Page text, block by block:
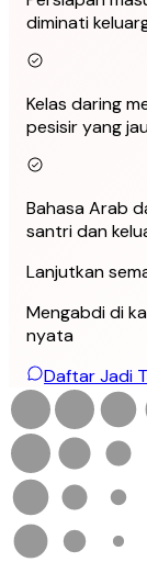
diminati
Kelas daring
pesisir yang
Bahasa Arab
santri dan
Lanjutkan
Mengabdi di
nyata
Daftar Jadi